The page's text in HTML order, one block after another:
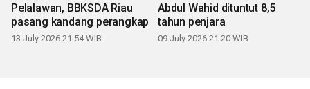
Pelalawan, BBKSDA Riau
pasang kandang perangkap
13 July 2026 21:54 WIB
Abdul Wahid dituntut 8,5
tahun penjara
09 July 2026 21:20 WIB